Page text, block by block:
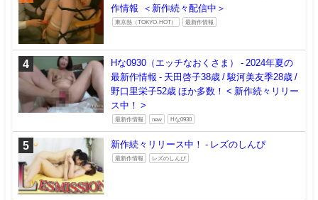
作情報 ＜新作続々配信中＞
東京熱（TOKYO-HOT） 最新作情報
Hな0930（エッチなおくさま） - 2024年夏の
最新作情報 - 天田啓子38歳 / 駿河美友季28歳 /
野口里栄子52歳 ほか多数！ < 新作続々リリー
ス中！ >
最新作情報 new Hな0930
新作続々リリース中！ - レズのしんぴ
最新作情報 レズのしんぴ